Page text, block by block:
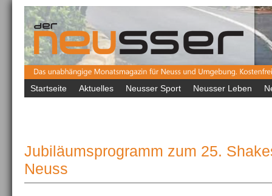
Startseite Aktuelles Neusser Sport Neusser Leben
Jubiläumsprogramm zum 25.
Neuss